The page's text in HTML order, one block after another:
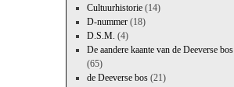
Cultuurhistorie(14)
D-nummer(18)
D.S.M. (4)
De aandere kaante van de Deeverse bos
(65)
de Deeverse bos(21)